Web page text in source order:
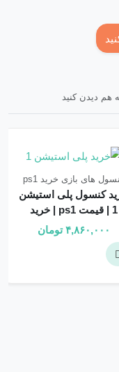
هم دیدن کنید
های بازی خرید ps1
کنسول پلی استیشن
1 | قیمت ps1 | خرید
سونی 1 ریفر
۴,۸۶۰,۰۰۰ تومان